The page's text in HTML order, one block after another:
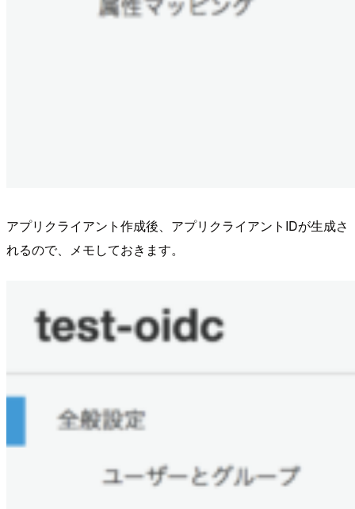
アプリクライアント作成後、アプリクライアントIDが生成さ
れるので、メモしておきます。